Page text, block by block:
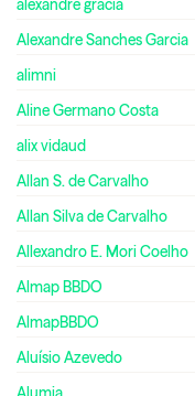
alexandre gracia
Alexandre Sanches Garcia
alimni
Aline Germano Costa
alix vidaud
Allan S. de Carvalho
Allan Silva de Carvalho
Allexandro E. Mori Coelho
Almap BBDO
AlmapBBDO
Aluísio Azevedo